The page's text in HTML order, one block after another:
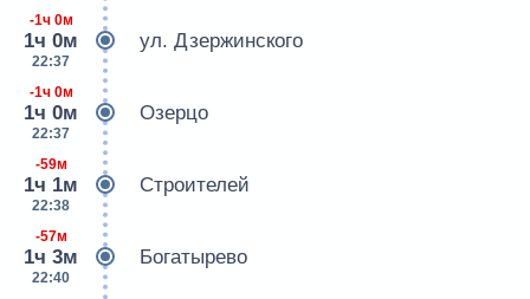
-1ч 0м
1ч 0м
22:37
ул. Дзержинского
-1ч 0м
1ч 0м
22:37
Озерцо
-59м
1ч 1м
22:38
Строителей
-57м
1ч 3м
22:40
Богатырево